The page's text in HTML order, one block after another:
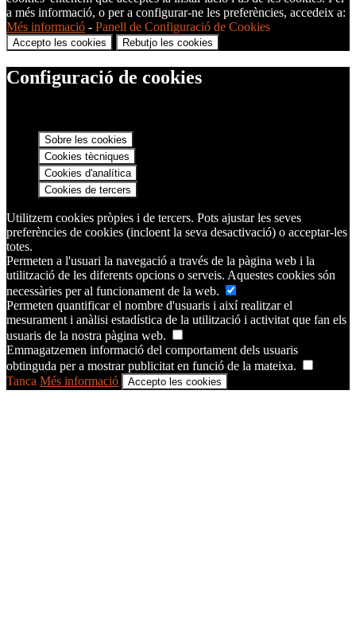
a més informació, o per a configurar-ne les preferències, accedeix a:
Més informació - Panell de Configuració de Cookies
Accepto les cookies Rebutjo les cookies
Configuració de cookies
Sobre les cookies
Cookies tècniques
Cookies d'analítica
Cookies de tercers
Utilitzem cookies pròpies i de tercers. Pots ajustar les seves
preferències de cookies (incloent la seva desactivació) o acceptar-les
totes.
Permeten a l'usuari la navegació a través de la pàgina web i la
utilització de les diferents opcions o serveis. Aquestes cookies són
necessàries per al funcionament de la web.
Permeten quantificar el nombre d'usuaris i així realitzar el
mesurament i anàlisi estadística de la utilització i activitat que fan els
usuaris de la nostra pàgina web.
Emmagatzemen informació del comportament dels usuaris
obtinguda per a mostrar publicitat en funció de la mateixa.
Tanca Més informació Accepto les cookies